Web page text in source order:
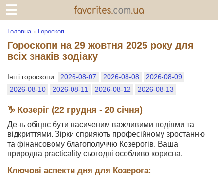
Головна Гороскоп
Гороскопи на 29 жовтня 2025 року для
всіх знаків зодіаку
Інші гороскопи: 2026-08-07 2026-08-08
2026-08-09
2026-08-10
2026-08-11 2026-08-12 2026-08-13
♑ Козеріг (22 грудня - 20 січня)
День обіцяє бути насиченим важливими подіями та
відкриттями. Зірки сприяють професійному зростанню
та фінансовому благополуччю Козерогів. Ваша
природна practicality сьогодні особливо корисна.
Ключові аспекти дня для Козерога: